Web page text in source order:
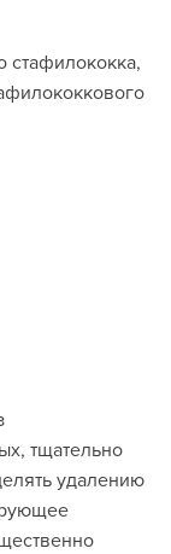
стафилококка,
тщательно
удалению